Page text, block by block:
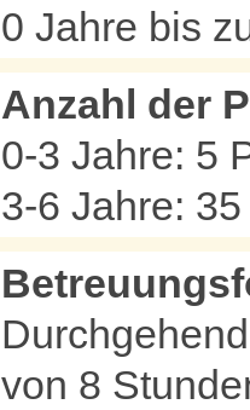
0 Jahre bis
Anzahl der
0-3 Jahre: 5
3-6 Jahre:
von 8